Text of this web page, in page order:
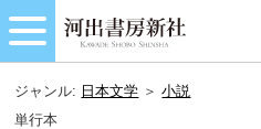
ジャンル: 日本文学 ＞小説
単行本